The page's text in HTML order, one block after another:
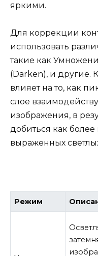
яркими.
Для коррекции
использовать
такие как
(Darken), и другие.
влияет на то, как
слое
изображения, в
добиться как более
выраженных
Режим